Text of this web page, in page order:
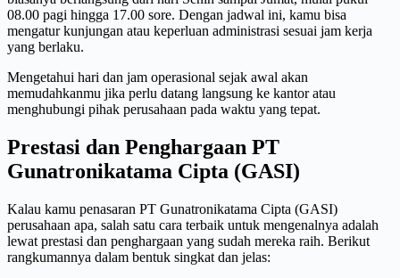
08.00 pagi hingga 17.00 sore. Dengan jadwal ini, kamu bisa
mengatur kunjungan atau keperluan administrasi sesuai jam kerja
yang berlaku.
Mengetahui hari dan jam operasional sejak awal akan
memudahkanmu jika perlu datang langsung ke kantor atau
menghubungi pihak perusahaan pada waktu yang tepat.
Prestasi dan Penghargaan PT
Gunatronikatama Cipta (GASI)
Kalau kamu penasaran PT Gunatronikatama Cipta (GASI)
perusahaan apa, salah satu cara terbaik untuk mengenalnya adalah
lewat prestasi dan penghargaan yang sudah mereka raih. Berikut
rangkumannya dalam bentuk singkat dan jelas: